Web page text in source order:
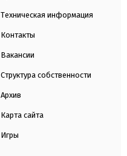
Техническая информация
Контакты
Вакансии
Структура собственности
Архив
Карта сайта
Игры